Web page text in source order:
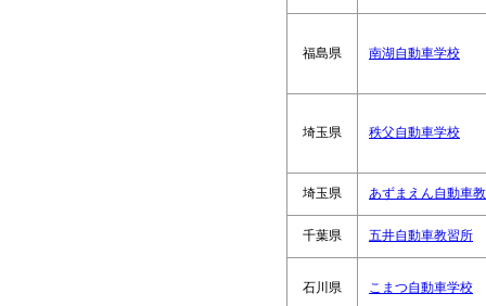
福島県 南湖自動車学校
埼玉県 秩父自動車学校
埼玉県 あずまえん自動車
千葉県 五井自動車教習所
石川県 こまつ自動車学校